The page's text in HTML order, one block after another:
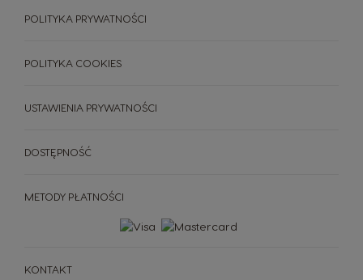
METODY PŁATNOŚCI
KONTAKT
POLITYKA PRYWATNOŚCI
POLITYKA COOKIES
USTAWIENIA PRYWATNOŚCI
DOSTĘPNOŚĆ